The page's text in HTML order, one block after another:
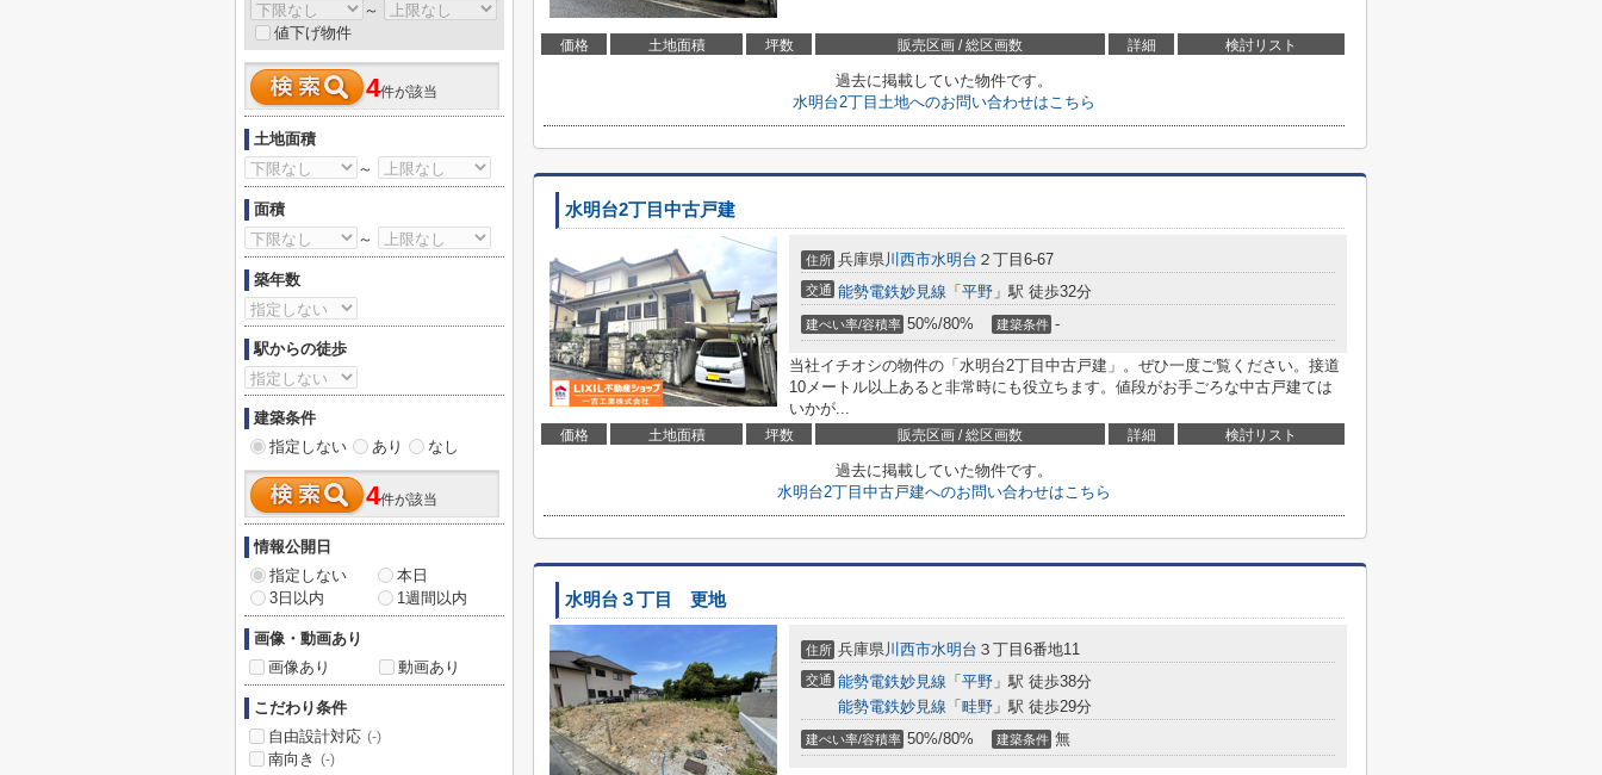
価格 土地面積 坪数 販売区画 / 総区画数 詳細 検討リスト
過去に掲載していた物件です。
水明台2丁目土地へのお問い合わせはこちら
水明台2丁目中古戸建
住所 兵庫県川西市水明台 ２丁目6-67
交通 能勢電鉄妙見線 「 平野 」駅 徒歩32分
建ぺい率/容積率 50%/80% 建築条件 -
当社イチオシの物件の「水明台2丁目中古戸建」。ぜひ一度ご覧ください。接道
10メートル以上あると非常時にも役立ちます。値段がお手ごろな中古戸建ては
いかが...
価格 土地面積 坪数 販売区画 / 総区画数 詳細 検討リスト
過去に掲載していた物件です。
水明台2丁目中古戸建へのお問い合わせはこちら
水明台３丁目 更地
住所 兵庫県川西市水明台 ３丁目6番地11
交通 能勢電鉄妙見線 「 平野 」駅 徒歩38分
能勢電鉄妙見線 「 畦野 」駅 徒歩29分
建ぺい率/容積率 50%/80% 建築条件 無
～
値下げ物件
4件が該当
土地面積
～
面積
～
築年数
駅からの徒歩
建築条件
指定しない
あり なし
4件が該当
情報公開日
指定しない
本日
3日以内
1週間以内
画像・動画あり
画像あり
動画あり
こだわり条件
自由設計対応 (-)
南向き (-)